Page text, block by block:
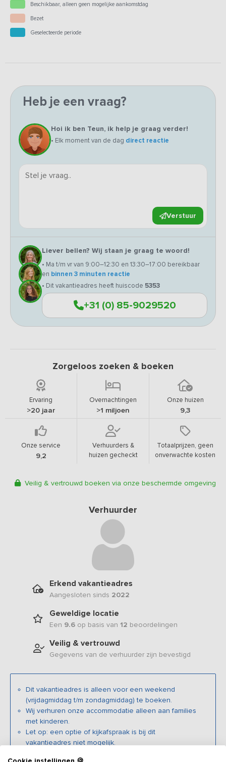
Beschikbaar, alleen geen mogelijke aankomstdag
Bezet
Geselecteerde periode
Heb je een vraag?
Hoi ik ben Teun, ik help je graag verder!
• Elk moment van de dag direct reactie
Verstuur
Liever bellen? Wij staan je graag te woord!
• Ma t/m vr van 9:00–12:30 en 13:30–17:00 bereikbaar
en binnen 3 minuten reactie
• Dit vakantieadres heeft huiscode 5353
+31 (0) 85-9029520
Zorgeloos zoeken & boeken
Ervaring
>20 jaar
Overnachtingen
>1 miljoen
Onze huizen
9,3
Onze service
9,2
Verhuurders &
huizen gecheckt
Totaalprijzen, geen
onverwachte kosten
Veilig & vertrouwd boeken via onze beschermde omgeving
Verhuurder
Erkend vakantieadres
Aangesloten sinds 2022
Geweldige locatie
Een 9.6 op basis van 12 beoordelingen
Veilig & vertrouwd
Gegevens van de verhuurder zijn bevestigd
Dit vakantieadres is alleen voor een weekend
(vrijdagmiddag t/m zondagmiddag) te boeken.
Wij verhuren onze accommodatie alleen aan families
met kinderen.
Let op: een optie of kijkafspraak is bij dit
vakantieadres niet mogelijk.